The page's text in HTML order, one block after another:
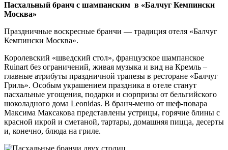
Пасхальный бранч с шампанским в «Балчуг Кемпински
Москва»
Праздничные воскресные бранчи — традиция отеля «Балчуг
Кемпински Москва».
Королевский «шведский стол», французское шампанское
Ruinart без ограничений, живая музыка и вид на Кремль –
главные атрибуты праздничной трапезы в ресторане «Балчуг
Гриль». Особым украшением праздника в отеле станут
пасхальные угощения, подарки и сюрпризы от бельгийского
шоколадного дома Leonidas. B бранч-меню от шеф-повара
Максима Максакова представлены устрицы, горячие блины с
красной икрой и сметаной, тартары, домашняя пицца, десерты
и, конечно, блюда на гриле.